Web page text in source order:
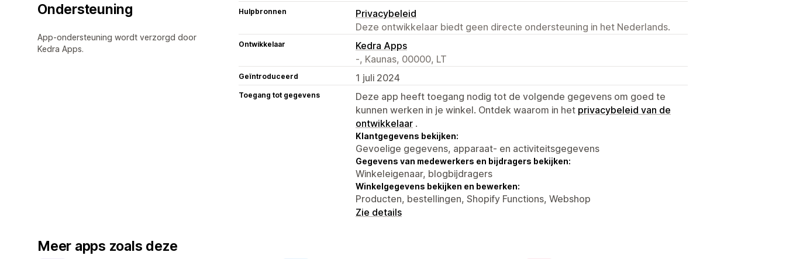
Ondersteuning
App-ondersteuning wordt verzorgd door
Kedra Apps.
Hulpbronnen
Privacybeleid
Deze ontwikkelaar biedt geen directe ondersteuning in het Nederlands.
Ontwikkelaar
Kedra Apps
-, Kaunas, 00000, LT
Geïntroduceerd 1 juli 2024
Toegang tot gegevens
Deze app heeft toegang nodig tot de volgende gegevens om goed te
kunnen werken in je winkel. Ontdek waarom in het privacybeleid van de
ontwikkelaar .
Klantgegevens bekijken:
Gevoelige gegevens, apparaat- en activiteitsgegevens
Gegevens van medewerkers en bijdragers bekijken:
Winkeleigenaar, blogbijdragers
Winkelgegevens bekijken en bewerken:
Producten, bestellingen, Shopify Functions, Webshop
Zie details
Meer apps zoals deze